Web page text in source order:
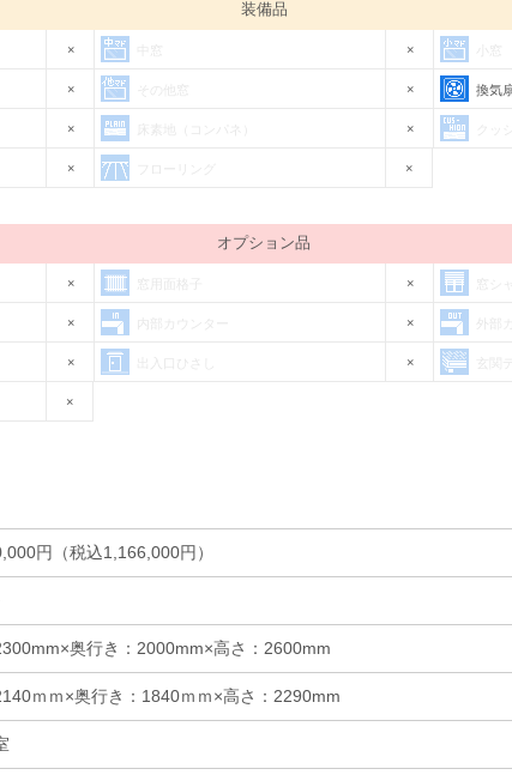
装備品
× ×
× × 換気
× ×
× ×
オプション品
× 窓用面格子 ×
× ×
× 出入口ひさし ×
×
円（税込1,166,000円）
奥行き：2000mm×高さ：2600mm
ｍｍ×奥行き：1840ｍｍ×高さ：2290mm